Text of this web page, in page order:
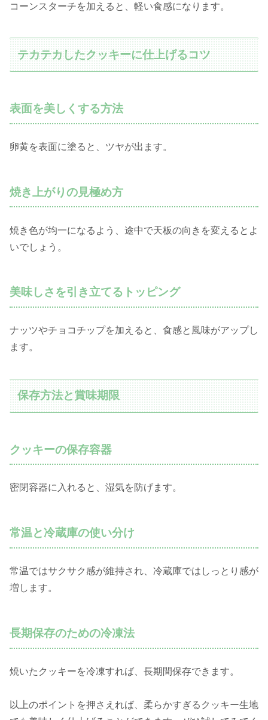
コーンスターチを加えると、軽い食感になります。
テカテカしたクッキーに仕上げるコツ
表面を美しくする方法
卵黄を表面に塗ると、ツヤが出ます。
焼き上がりの見極め方
焼き色が均一になるよう、途中で天板の向きを変えるとよ
いでしょう。
美味しさを引き立てるトッピング
ナッツやチョコチップを加えると、食感と風味がアップし
ます。
保存方法と賞味期限
クッキーの保存容器
密閉容器に入れると、湿気を防げます。
常温と冷蔵庫の使い分け
常温ではサクサク感が維持され、冷蔵庫ではしっとり感が
増します。
長期保存のための冷凍法
焼いたクッキーを冷凍すれば、長期間保存できます。
以上のポイントを押さえれば、柔らかすぎるクッキー生地